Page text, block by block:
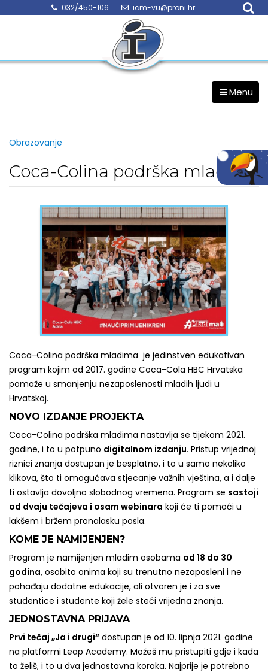
032/450-106 icm-vu@proni.hr
Menu
Obrazovanje
Coca-Colina podrška mladima
Coca-Colina podrška mladima je jedinstven edukativan
program kojim od 2017. godine Coca-Cola HBC Hrvatska
pomaže u smanjenju nezaposlenosti mladih ljudi u
Hrvatskoj.
NOVO IZDANJE PROJEKTA
Coca-Colina podrška mladima nastavlja se tijekom 2021.
godine, i to u potpuno digitalnom izdanju. Pristup vrijednoj
riznici znanja dostupan je besplatno, i to u samo nekoliko
klikova, što ti omogućava stjecanje važnih vještina, a i dalje
ti ostavlja dovoljno slobodnog vremena. Program se sastoji
od dvaju tečajeva i osam webinara koji će ti pomoći u
lakšem i bržem pronalasku posla.
KOME JE NAMIJENJEN?
Program je namijenjen mladim osobama od 18 do 30
godina, osobito onima koji su trenutno nezaposleni i ne
pohađaju dodatne edukacije, ali otvoren je i za sve
studentice i studente koji žele steći vrijedna znanja.
JEDNOSTAVNA PRIJAVA
Prvi tečaj „Ja i drugi“ dostupan je od 10. lipnja 2021. godine
na platformi Leap Academy. Možeš mu pristupiti gdje i kada
to želiš, i to u dva jednostavna koraka. Najprije je potrebno